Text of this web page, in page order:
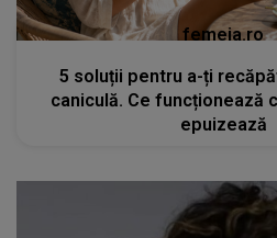
femeia.ro
5 soluții pentru a-ți
caniculă. Ce funcționează
epuizează